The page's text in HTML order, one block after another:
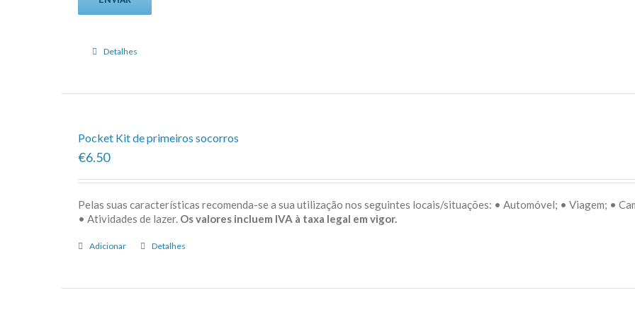
Detalhes
Pocket Kit de primeiros socorros
€6.50
Pelas suas características recomenda-se a sua utilização nos seguintes locais/situações: • Automóvel; • Viagem; •
• Atividades de lazer. Os valores incluem IVA à taxa legal em vigor.
Adicionar Detalhes